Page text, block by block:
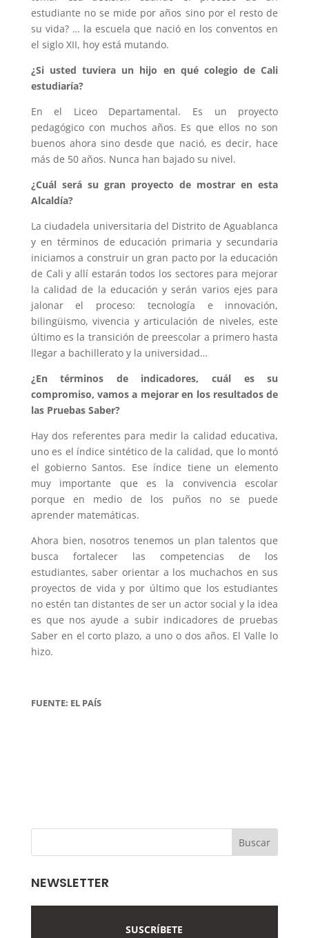
estudiante no se mide por años sino por el resto de
su vida? … la escuela que nació en los conventos en
el siglo XII, hoy está mutando.
¿Si usted tuviera un hijo en qué colegio de Cali
estudiaría?
En el Liceo Departamental. Es un proyecto
pedagógico con muchos años. Es que ellos no son
buenos ahora sino desde que nació, es decir, hace
más de 50 años. Nunca han bajado su nivel.
¿Cuál será su gran proyecto de mostrar en esta
Alcaldía?
La ciudadela universitaria del Distrito de Aguablanca
y en términos de educación primaria y secundaria
iniciamos a construir un gran pacto por la educación
de Cali y allí estarán todos los sectores para mejorar
la calidad de la educación y serán varios ejes para
jalonar el proceso: tecnología e innovación,
bilingüismo, vivencia y articulación de niveles, este
último es la transición de preescolar a primero hasta
llegar a bachillerato y la universidad…
¿En términos de indicadores, cuál es su
compromiso, vamos a mejorar en los resultados de
las Pruebas Saber?
Hay dos referentes para medir la calidad educativa,
uno es el índice sintético de la calidad, que lo montó
el gobierno Santos. Ese índice tiene un elemento
muy importante que es la convivencia escolar
porque en medio de los puños no se puede
aprender matemáticas.
Ahora bien, nosotros tenemos un plan talentos que
busca fortalecer las competencias de los
estudiantes, saber orientar a los muchachos en sus
proyectos de vida y por último que los estudiantes
no estén tan distantes de ser un actor social y la idea
es que nos ayude a subir indicadores de pruebas
Saber en el corto plazo, a uno o dos años. El Valle lo
hizo.
FUENTE: EL PAÍS
NEWSLETTER
SUSCRÍBETE